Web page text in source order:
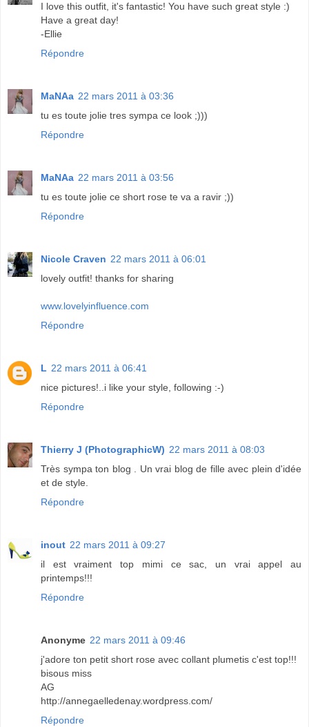
I love this outfit, it's fantastic! You have such great style :)
Have a great day!
-Ellie
Répondre
MaNAa 22 mars 2011 à 03:36
tu es toute jolie tres sympa ce look ;)))
Répondre
MaNAa 22 mars 2011 à 03:56
tu es toute jolie ce short rose te va a ravir ;))
Répondre
Nicole Craven 22 mars 2011 à 06:01
lovely outfit! thanks for sharing
www.lovelyinfluence.com
Répondre
L 22 mars 2011 à 06:41
nice pictures!..i like your style, following :-)
Répondre
Thierry J (PhotographicW) 22 mars 2011 à 08:03
Très sympa ton blog . Un vrai blog de fille avec plein d'idée
et de style.
Répondre
inout 22 mars 2011 à 09:27
il est vraiment top mimi ce sac, un vrai appel au
printemps!!!
Répondre
Anonyme 22 mars 2011 à 09:46
j'adore ton petit short rose avec collant plumetis c'est top!!!
bisous miss
AG
http://annegaelledenay.wordpress.com/
Répondre